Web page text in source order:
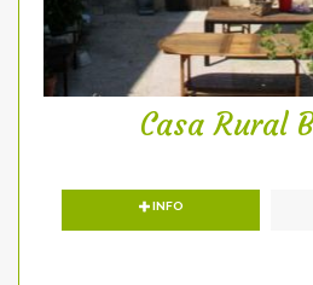
Casa Rural
INFO